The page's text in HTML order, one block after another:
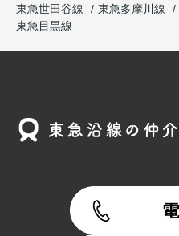
東急世田谷線
東急多摩川線
東急目黒線